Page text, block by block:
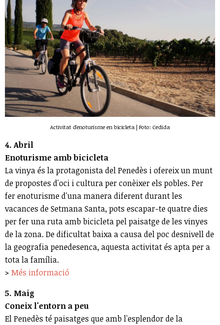
Activitat d'enoturisme en bicicleta | Foto: Cedida
4. Abril
Enoturisme amb bicicleta
La vinya és la protagonista del Penedès i ofereix un munt
de propostes d'oci i cultura per conèixer els pobles. Per
fer enoturisme d'una manera diferent durant les
vacances de Setmana Santa, pots escapar-te quatre dies
per fer una ruta amb bicicleta pel paisatge de les vinyes
de la zona. De dificultat baixa a causa del poc desnivell de
la geografia penedesenca, aquesta activitat és apta per a
tota la família.
> Més informació
5. Maig
Coneix l'entorn a peu
El Penedès té paisatges que amb l'esplendor de la